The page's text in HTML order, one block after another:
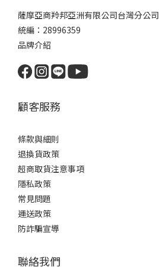
薩摩亞商羚邦亞洲有限公司台灣分公司
統編：28996359
品牌介紹
顧客服務
條款與細則
退換貨政策
超商取貨注意事項
隱私政策
常見問題
運送政策
防詐騙宣導
聯絡我們